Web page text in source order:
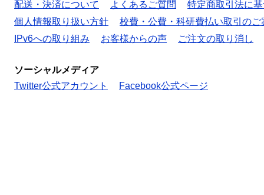
配送・決済について
よくあるご質問
特定商取引法に
個人情報取り扱い方針
校費・公費・科研費払い取引のご
IPv6への取り組み
お客様からの声 ご注文の取り消し
ソーシャルメディア
Twitter公式アカウント
Facebook公式ページ